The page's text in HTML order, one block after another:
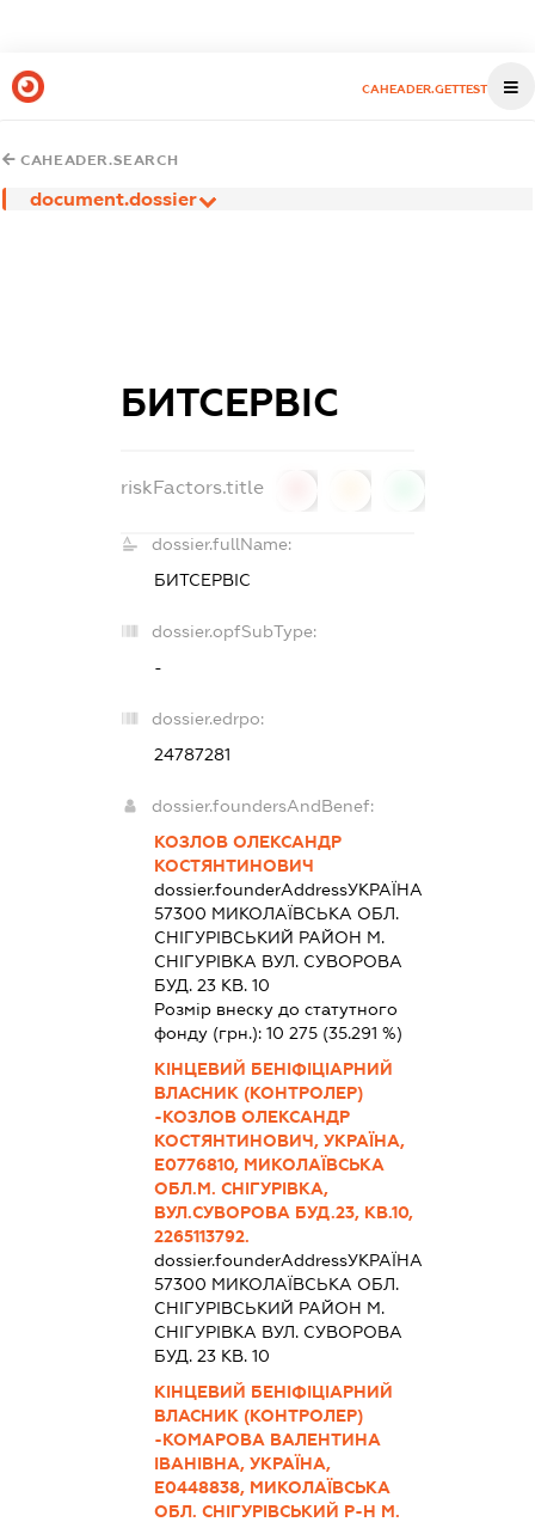
CAHEADER.GETTEST
CAHEADER.SEARCH
document.dossier
БИТСЕРВІС
riskFactors.title
dossier.fullName:
БИТСЕРВІС
dossier.opfSubType:
-
dossier.edrpo:
24787281
dossier.foundersAndBenef:
КОЗЛОВ ОЛЕКСАНДР
КОСТЯНТИНОВИЧ
dossier.founderAddressУКРАЇНА
57300 МИКОЛАЇВСЬКА ОБЛ.
СНIГУРIВСЬКИЙ РАЙОН М.
СНІГУРІВКА ВУЛ. СУВОРОВА
БУД. 23 КВ. 10
Розмір внеску до статутного
фонду (грн.):10 275 (35.291 %)
КІНЦЕВИЙ БЕНІФІЦІАРНИЙ
ВЛАСНИК (КОНТРОЛЕР)
-КОЗЛОВ ОЛЕКСАНДР
КОСТЯНТИНОВИЧ, УКРАЇНА,
Е0776810, МИКОЛАЇВСЬКА
ОБЛ.М. СНІГУРІВКА,
ВУЛ.СУВОРОВА БУД.23, КВ.10,
2265113792.
dossier.founderAddressУКРАЇНА
57300 МИКОЛАЇВСЬКА ОБЛ.
СНIГУРIВСЬКИЙ РАЙОН М.
СНІГУРІВКА ВУЛ. СУВОРОВА
БУД. 23 КВ. 10
КІНЦЕВИЙ БЕНІФІЦІАРНИЙ
ВЛАСНИК (КОНТРОЛЕР)
-КОМАРОВА ВАЛЕНТИНА
ІВАНІВНА, УКРАЇНА,
Е0448838, МИКОЛАЇВСЬКА
ОБЛ. СНІГУРІВСЬКИЙ Р-Н М.